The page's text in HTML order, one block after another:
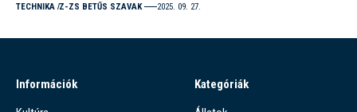
TECHNIKA Z-ZS BETŰS SZAVAK 2025. 09. 27.
Információk
Kategóriák